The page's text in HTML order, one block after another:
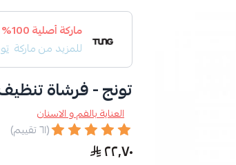
ماركة أصلية 100%
للمزيد من ماركة
تونج - فرشاة
العناية بالفم و الاسنان
(٦١ تقييم)
٢٢٫٧٠